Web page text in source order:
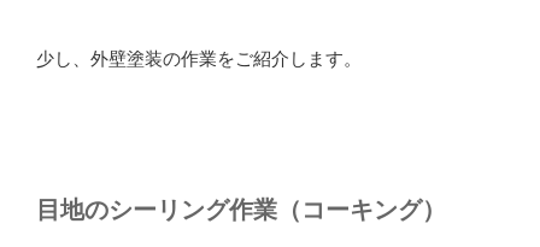
少し、外壁塗装の作業をご紹介します。
目地のシーリング作業（コーキング）